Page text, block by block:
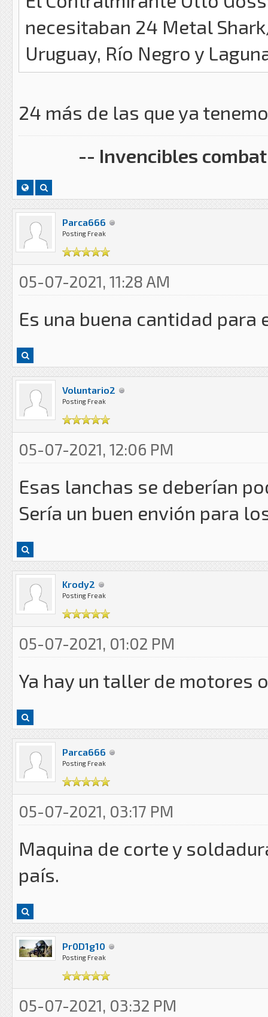
necesitaban 24 Metal
Uruguay, Río Negro y
24 más de las que ya
-- Invencibles
Parca666
Posting Freak
05-07-2021, 11:28 AM
Es una buena cantidad
Voluntario2
Posting Freak
05-07-2021, 12:06 PM
Esas lanchas se deberían
Sería un buen envión para
Krody2
Posting Freak
05-07-2021, 01:02 PM
Ya hay un taller de motores
Parca666
Posting Freak
05-07-2021, 03:17 PM
Maquina de corte y
país.
Pr0D1g10
Posting Freak
05-07-2021, 03:32 PM